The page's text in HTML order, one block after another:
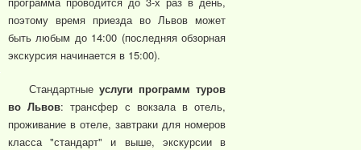
поэтому время приезда во Львов может
быть любым до 14:00 (последняя обзорная
экскурсия начинается в 15:00).
Стандартные услуги программ туров
во Львов: трансфер с вокзала в отель,
проживание в отеле, завтраки для номеров
класса "стандарт" и выше, экскурсии в